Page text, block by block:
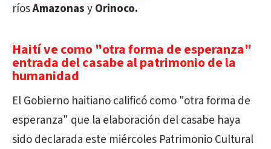
ríosAmazonasyOrinoco.
Haití ve como "otra forma de esperanza"
entrada del casabe al patrimonio de la
humanidad
El Gobierno haitiano calificó como "otra forma de
esperanza" que la elaboración del casabe haya
sido declarada este miércoles Patrimonio Cultural